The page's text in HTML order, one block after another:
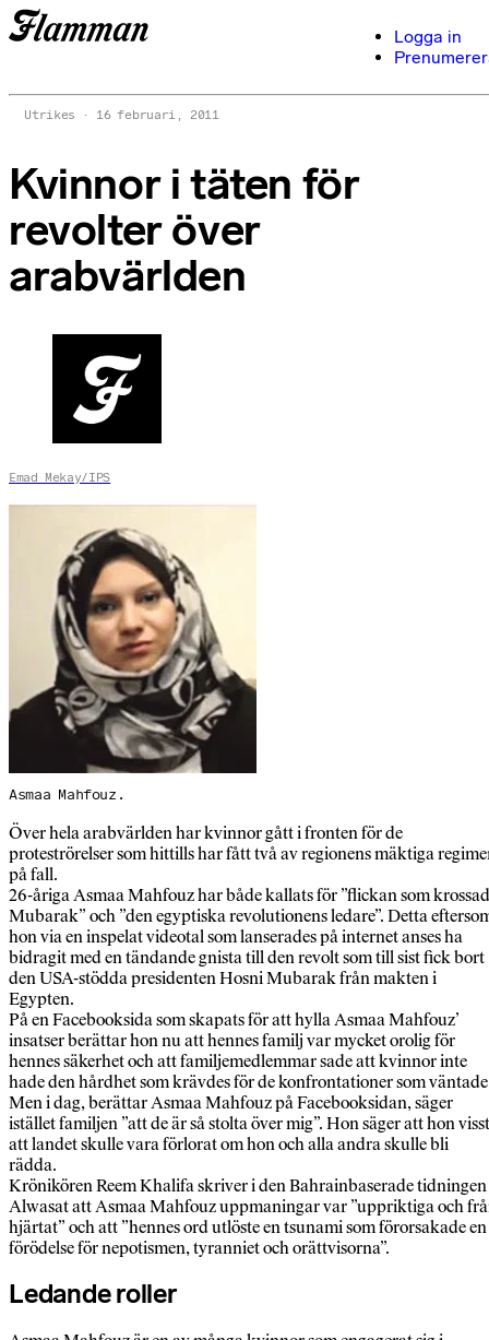
Logga in
Utrikes 16 februari, 2011
Kvinnor i täten för
revolter över
arabvärlden
Emad Mekay/IPS
Asmaa Mahfouz.
Över hela arabvärlden har kvinnor gått i fronten för de
proteströrelser som hittills har fått två av regionens mäktiga
på fall.
26-åriga Asmaa Mahfouz har både kallats för ”flickan som
Mubarak” och ”den egyptiska revolutionens ledare”. Detta
hon via en inspelat videotal som lanserades på internet anses ha
bidragit med en tändande gnista till den revolt som till sist fick bort
den USA-stödda presidenten Hosni Mubarak från makten i
Egypten.
På en Facebooksida som skapats för att hylla Asmaa Mahfouz’
insatser berättar hon nu att hennes familj var mycket orolig för
hennes säkerhet och att familjemedlemmar sade att kvinnor inte
hade den hårdhet som krävdes för de konfrontationer som
Men i dag, berättar Asmaa Mahfouz på Facebooksidan, säger
istället familjen ”att de är så stolta över mig”. Hon säger att hon
att landet skulle vara förlorat om hon och alla andra skulle bli
rädda.
Krönikören Reem Khalifa skriver i den Bahrainbaserade tidningen
Alwasat att Asmaa Mahfouz uppmaningar var ”uppriktiga och
hjärtat” och att ”hennes ord utlöste en tsunami som förorsakade en
förödelse för nepotismen, tyranniet och orättvisorna”.
Ledande roller